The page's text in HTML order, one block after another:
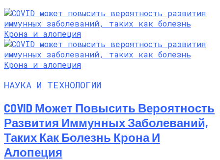
НАУКА И ТЕХНОЛОГИИ
COVID Может Повысить Вероятность
Развития Иммунных Заболеваний,
Таких Как Болезнь Крона И
Алопеция